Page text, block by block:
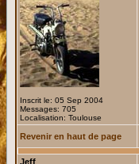
Inscrit le: 05 Sep 2004
Messages: 705
Localisation: Toulouse
Revenir en haut de page
Jeff